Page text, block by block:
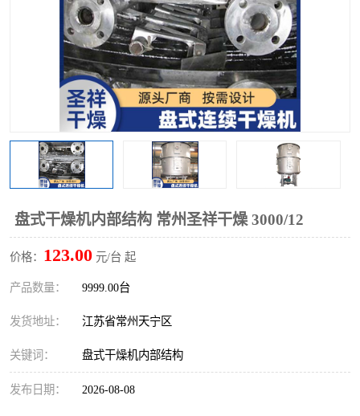
盘式干燥机内部结构 常州圣祥干燥 3000/12
价格： 123.00 元/台 起
产品数量： 9999.00台
发货地址： 江苏省常州天宁区
关键词： 盘式干燥机内部结构
发布日期： 2026-08-08
热风循环烘箱 喷雾干燥机
振动流化床干燥机 盘式干燥机